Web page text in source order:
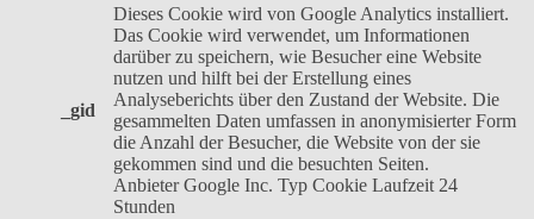
_gid
Dieses Cookie wird von Google Analytics installiert.
Das Cookie wird verwendet, um Informationen
darüber zu speichern, wie Besucher eine Website
nutzen und hilft bei der Erstellung eines
Analyseberichts über den Zustand der Website. Die
gesammelten Daten umfassen in anonymisierter Form
die Anzahl der Besucher, die Website von der sie
gekommen sind und die besuchten Seiten.
Anbieter Google Inc. Typ Cookie Laufzeit 24
Stunden